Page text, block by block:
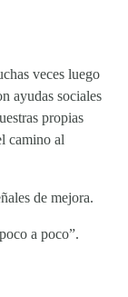
veces luego
ayudas sociales
propias
camino al
de mejora.
a poco”.